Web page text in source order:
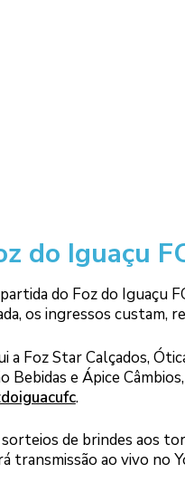
do Iguaçu
do Foz do Iguaçu
os ingressos custam,
a Foz Star Calçados,
Bebidas e Ápice
.
de brindes aos
transmissão ao vivo no